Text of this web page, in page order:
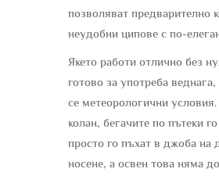
позволяват предварително
неудобни ципове с по-
Якето работи отлично без
готово за употреба
се метеорологични
колан, бегачите по пътеки
просто го пъхат в джоба на
носене, а освен това няма